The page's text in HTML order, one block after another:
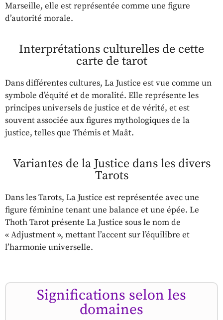
Marseille, elle est représentée comme une figure
d’autorité morale.
Interprétations culturelles de cette
carte de tarot
Dans différentes cultures, La Justice est vue comme un
symbole d’équité et de moralité. Elle représente les
principes universels de justice et de vérité, et est
souvent associée aux figures mythologiques de la
justice, telles que Thémis et Maât.
Variantes de la Justice dans les divers
Tarots
Dans les Tarots, La Justice est représentée avec une
figure féminine tenant une balance et une épée. Le
Thoth Tarot présente La Justice sous le nom de
« Adjustment », mettant l’accent sur l’équilibre et
l’harmonie universelle.
Significations selon les
domaines